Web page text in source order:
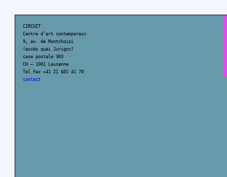
CIRCUIT
Centre d’art contemporain
9, av. de Montchoisi
(accès quai Jurigoz)
case postale 303
CH – 1001 Lausanne
Tel Fax +41 21 601 41 70
contact